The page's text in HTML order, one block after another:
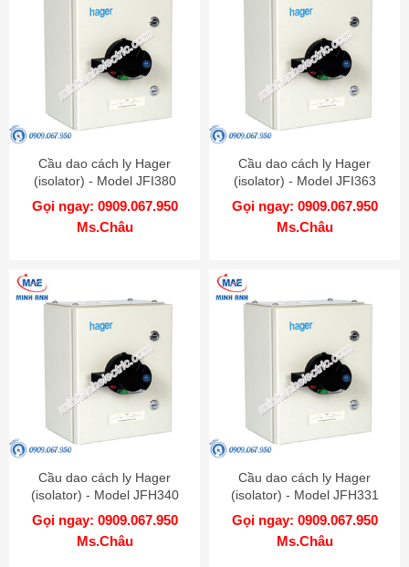
Cầu dao cách ly Hager
(isolator) - Model JFI380
Gọi ngay: 0909.067.950
Ms.Châu
Cầu dao cách ly Hager
(isolator) - Model JFI363
Gọi ngay: 0909.067.950
Ms.Châu
Cầu dao cách ly Hager
(isolator) - Model JFH340
Gọi ngay: 0909.067.950
Ms.Châu
Cầu dao cách ly Hager
(isolator) - Model JFH331
Gọi ngay: 0909.067.950
Ms.Châu